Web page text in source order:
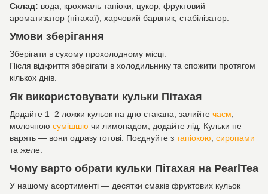
Склад: вода, крохмаль тапіоки, цукор, фруктовий
ароматизатор (пітахаї), харчовий барвник, стабілізатор.
Умови зберігання
Зберігати в сухому прохолодному місці.
Після відкриття зберігати в холодильнику та спожити протягом
кількох днів.
Як використовувати кульки Пітахая
Додайте 1–2 ложки кульок на дно стакана, залийте чаєм
молочною сумішшю чи лимонадом, додайте лід. Кульки не
варять — вони одразу готові. Поєднуйте з тапіокою сиропами
та желе.
Чому варто обрати кульки Пітахая на PearlTea
У нашому асортименті — десятки смаків фруктових кульок